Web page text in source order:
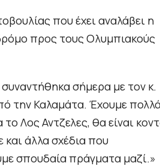
που έχει αναλάβει η
προς τους Ολυμπιακούς
σήμερα με τον κ.
την Καλαμάτα. Έχουμε
Λος Αντζελες, θα είναι
και άλλα σχέδια που
σπουδαία πράγματα μαζί.»